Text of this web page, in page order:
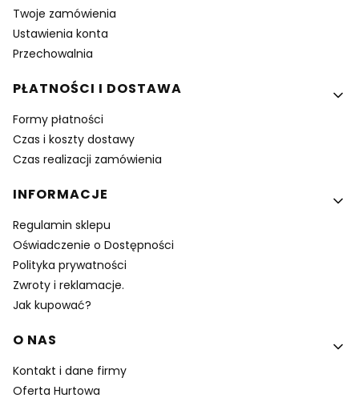
Twoje zamówienia
Ustawienia konta
Przechowalnia
PŁATNOŚCI I DOSTAWA
Formy płatności
Czas i koszty dostawy
Czas realizacji zamówienia
INFORMACJE
Regulamin sklepu
Oświadczenie o Dostępności
Polityka prywatności
Zwroty i reklamacje.
Jak kupować?
O NAS
Kontakt i dane firmy
Oferta Hurtowa